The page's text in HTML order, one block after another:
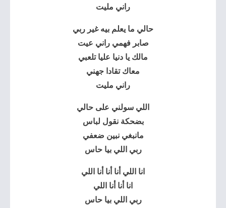
راني مليت
حالي ما يعلم بيه غير ربي
صابر فهمي راني عيت
مالك يا دنيا عليا تلعبي
معاك تقادا جهني
راني مليت
اللي سولني على حالي
بضحكة نقول لباس
مانبغي نبين ضعفي
ربي اللي بيا حاس
انا اللي أنا أنا أنا اللي
انا أنا أنا اللي
ربي اللي بيا حاس